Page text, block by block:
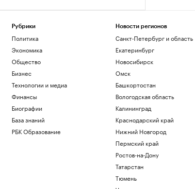
Рубрики
Политика
Экономика
Общество
Бизнес
Технологии и медиа
Финансы
Биографии
База знаний
РБК Образование
Новости регионов
Санкт-Петербург и область
Екатеринбург
Новосибирск
Омск
Башкортостан
Вологодская область
Калининград
Краснодарский край
Нижний Новгород
Пермский край
Ростов-на-Дону
Татарстан
Тюмень